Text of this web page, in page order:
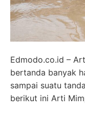
Edmodo.co.id –
bertanda banyak
sampai suatu
berikut ini Arti